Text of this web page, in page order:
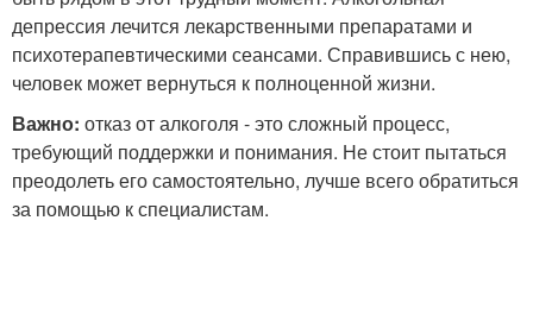
депрессия лечится лекарственными препаратами и
психотерапевтическими сеансами. Справившись с нею,
человек может вернуться к полноценной жизни.
Важно: отказ от алкоголя - это сложный процесс,
требующий поддержки и понимания. Не стоит пытаться
преодолеть его самостоятельно, лучше всего обратиться
за помощью к специалистам.